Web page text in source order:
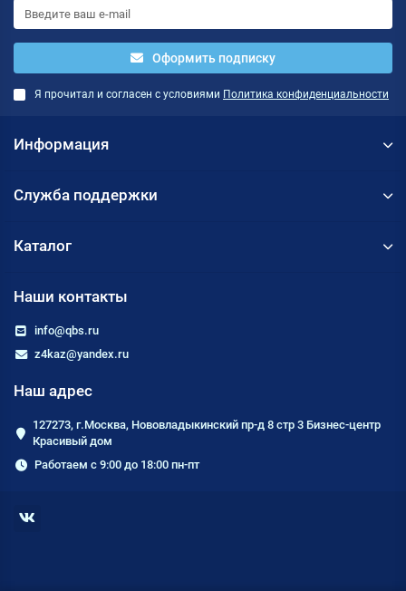
Оформить подписку
Я прочитал и согласен с условиями Политика конфиденциальности
Информация
Служба поддержки
Каталог
Наши контакты
info@qbs.ru
z4kaz@yandex.ru
Наш адрес
127273, г.Москва, Нововладыкинский пр-д 8 стр 3 Бизнес-центр
Красивый дом
Работаем с 9:00 до 18:00 пн-пт